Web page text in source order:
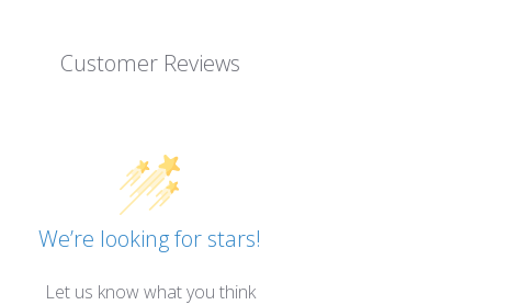
Customer Reviews
We’re looking for stars!
Let us know what you think